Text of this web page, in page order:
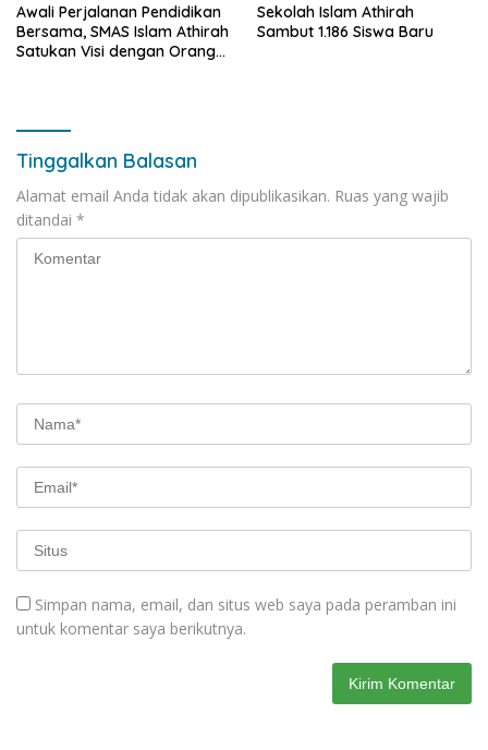
Awali Perjalanan Pendidikan
Bersama, SMAS Islam Athirah
Satukan Visi dengan Orang
Sekolah Islam Athirah
Sambut 1.186 Siswa Baru
Tinggalkan Balasan
Alamat email Anda tidak akan dipublikasikan. Ruas yang wajib
ditandai *
Simpan nama, email, dan situs web saya pada peramban ini
untuk komentar saya berikutnya.